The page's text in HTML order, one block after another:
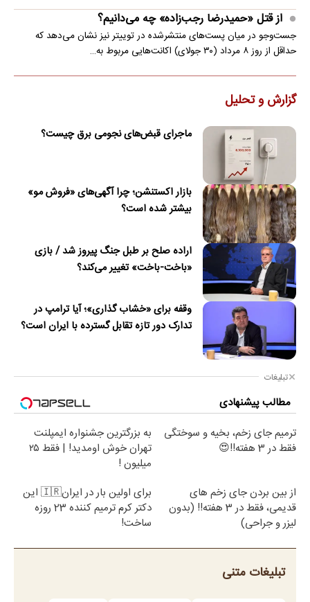
از قتل «حمیدرضا رجب‌زاده» چه می‌دانیم؟
جست‌وجو در میان پست‌های منتشرشده در توییتر نیز نشان می‌دهد که
حداقل از روز ۸ مرداد (۳۰ جولای) اکانت‌هایی مربوط به…
گزارش و تحلیل
ماجرای قبض‌های نجومی برق چیست؟
بازار اکستنشن؛ چرا آگهی‌های «فروش مو»
بیشتر شده است؟
اراده صلح بر طبل جنگ پیروز شد / بازی
«باخت-باخت» تغییر می‌کند؟
وقفه برای «خشاب گذاری»؛ آیا ترامپ در
تدارک دور تازه تقابل گسترده با ایران است؟
تبلیغات
مطالب پیشنهادی
ترمیم جای زخم، بخیه و سوختگی
فقط در 3 هفته!!😍
به بزرگترین جشنواره ایمپلنت
تهران خوش اومدید! | فقط ۲۵
میلیون !
از بین بردن جای زخم های
قدیمی، فقط در 3 هفته!! (بدون
لیزر و جراحی)
برای اولین بار در ایران🇮🇷 این
دکتر کرم ترمیم کننده 23 روزه
ساخت!
تبلیغات متنی